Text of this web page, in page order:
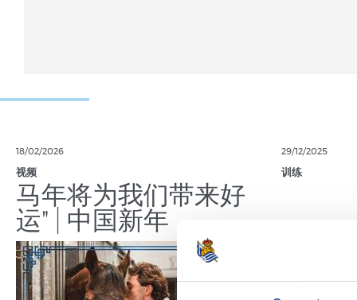
18/02/2026
视频
马年将为我们带来好
运" | 中国新年
29/12/2025
训练